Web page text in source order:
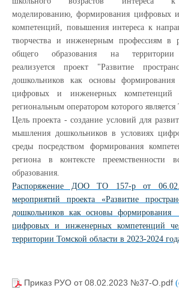
моделированию, формирования цифровых и
компетенций, повышения интереса к
творчества и инженерным профессиям в
общего образования на
реализуется проект "Развитие
дошкольников как основы формирования
цифровых и инженерных компетенций
региональным оператором которого
Цель проекта - создание условий для
мышления дошкольников в условиях
среды посредством формирования
региона в контексте преемственности
образования.
Распоряжение ДОО ТО 157-р от
мероприятий проекта «Развитие
дошкольников как основы формирования
цифровых и инженерных компетенций
территории Томской области в 2023-2024
Приказ РУО от 08.02.2023 №37-О.pdf